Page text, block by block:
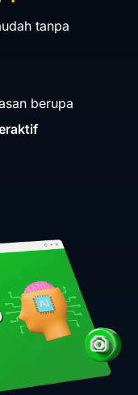
tanpa
berupa